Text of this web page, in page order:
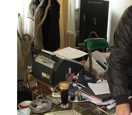
ΑΝΘΕΚΤΙΚΗ
ΠΟΛΗ